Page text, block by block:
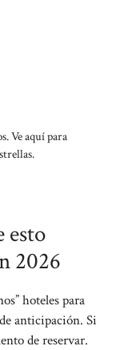
Ve aquí para
esto
2026
hoteles para
anticipación. Si
de reservar.